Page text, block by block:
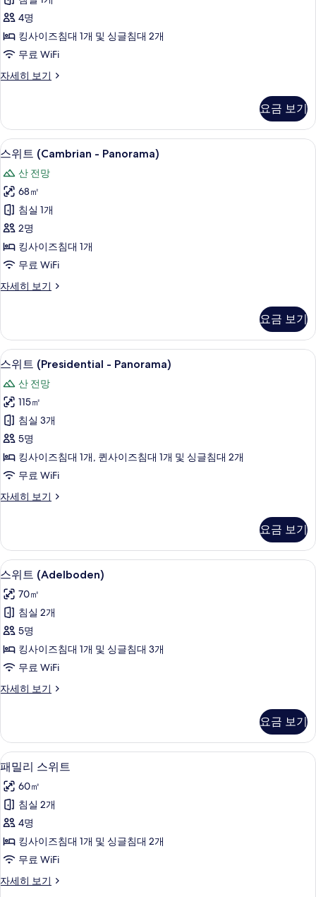
위
트,
산
전
망
진
모
두
보
기
4명
킹사이즈침대 1개 및 싱글침대 2개
무료 WiFi
자세히 보기
패
위
트,
산
망
자
세
히
보
기
요금 보기
스
트
(Cambrian
-
Panorama)
사
진
모
기
고급 침구, 오리/거위털 이불, 미니바,
8
스위트 (Cambrian - Panorama)
산 전망
68㎡
침실 1개
2명
킹사이즈침대 1개
무료 WiFi
자세히 보기
스
-
Panorama)
자
히
보
기
요금 보기
스
트
(Presidential
-
Panorama)
사
진
모
기
고급 침구, 오리/거위털 이불, 미니바,
9
스위트 (Presidential - Panorama)
산 전망
115㎡
침실 3개
5명
킹사이즈침대 1개, 퀸사이즈침대 1개 및 싱글침대 2개
무료 WiFi
자세히 보기
스
-
Panorama)
자
히
보
요금 보기
스
위
트
(Adelboden)
사
진
모
두
기
스위트 (Adelboden) | 고급 침구, 오리
6
스위트 (Adelboden)
70㎡
침실 2개
5명
킹사이즈침대 1개 및 싱글침대 3개
무료 WiFi
자세히 보기
스
자
세
히
보
기
요금 보기
패
밀
리
스
위
트
사
진
패밀리 스위트 | 거실 공간 | 위성 채널
7
패밀리 스위트
60㎡
침실 2개
4명
킹사이즈침대 1개 및 싱글침대 2개
무료 WiFi
자세히 보기
패